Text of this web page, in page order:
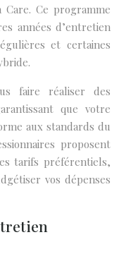
Care. Ce programme
années d’entretien
et certaines
faire réaliser des
que votre
aux standards du
proposent
tarifs préférentiels,
vos dépenses